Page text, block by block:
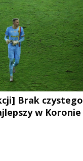
Brak czystego
w Koronie